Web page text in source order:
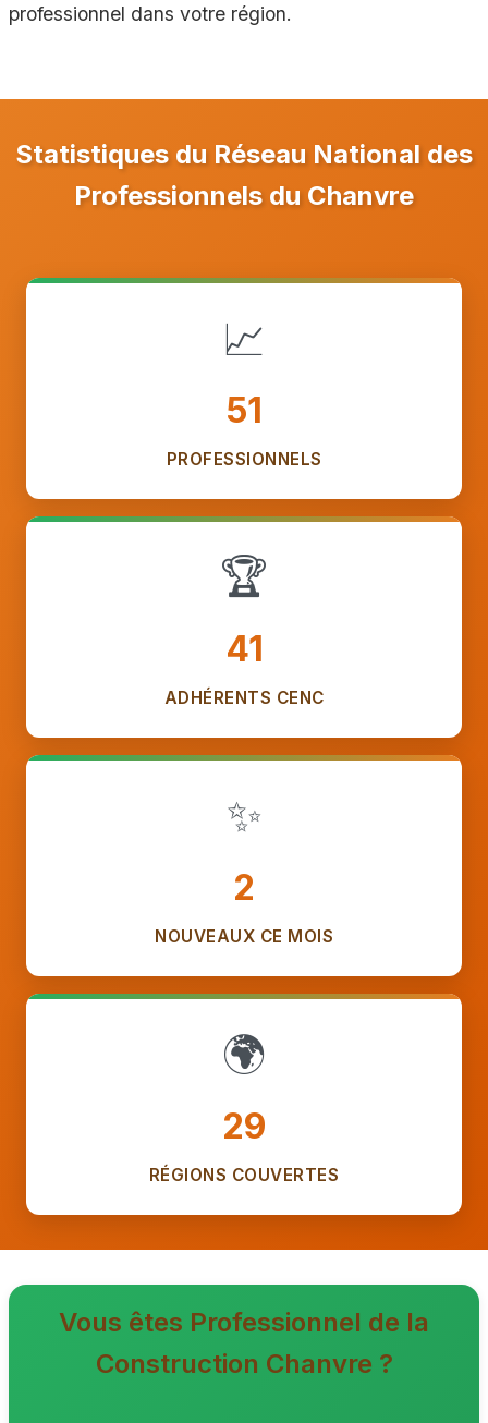
professionnel dans votre région.
Statistiques du Réseau National des
Professionnels du Chanvre
📈
51
PROFESSIONNELS
🏆
41
ADHÉRENTS CENC
✨
2
NOUVEAUX CE MOIS
🌍
29
RÉGIONS COUVERTES
Vous êtes Professionnel de la
Construction Chanvre ?